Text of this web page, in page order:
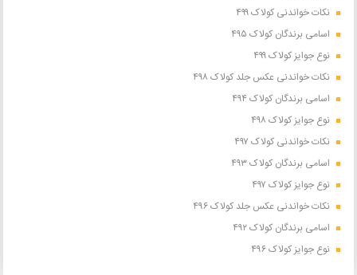
نکات خواندنی کولاک ۴۹۹
اسامی برندگان کولاک ۴۹۵
نوع جوایز کولاک ۴۹۹
نکات خواندنی عکس جلد کولاک ۴۹۸
اسامی برندگان کولاک ۴۹۴
نوع جوایز کولاک ۴۹۸
نکات خواندنی کولاک ۴۹۷
اسامی برندگان کولاک ۴۹۳
نوع جوایز کولاک ۴۹۷
نکات خواندنی عکس جلد کولاک ۴۹۶
اسامی برندگان کولاک ۴۹۲
نوع جوایز کولاک ۴۹۶